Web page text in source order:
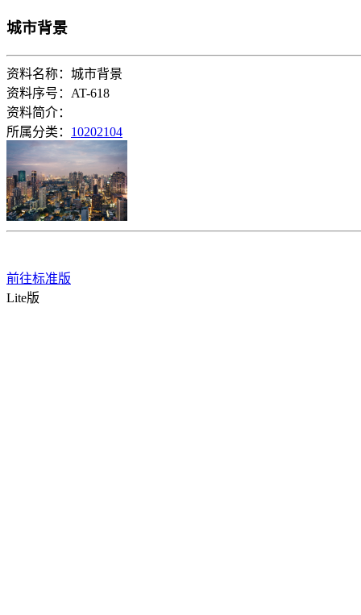
城市背景
资料名称：城市背景
资料序号：AT-618
资料简介：
所属分类： 10202104
前往标准版
Lite版